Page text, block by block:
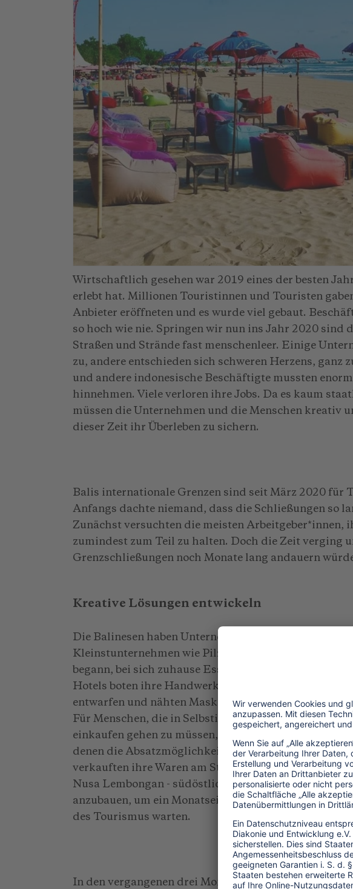
Wirtschaftlich gesehen war 2019 eines der besten
erlebt hat. Millionen Touristinnen und Touristen
Anbieter eröffneten und es wurde viel gebaut.
so hoch wie nie. Springen wir nun ins Jahr 2020 sind
Straßen und Strände fast menschenleer. Einige
zu, andere entschieden sich schweren Herzens, ganz
und andere indonesische Beschäftigte mussten
hinnehmen. Viele verloren ihre Jobs. Da es kaum
müssen die Unternehmen und die Menschen kreativ
dieser Zeit ihr Überleben zu sichern.
Balis internationale Grenzen sind seit März 2020 für
Anfangs dachte niemand, dass die Schließungen so
Zunächst versuchten die meisten Arbeitgeber*innen,
zumindest zum Teil zu halten. Doch die Zeit verging
Grenzschließungen noch Monate lang andauern
Kreative Lösungen entwickeln
Die Balinesen haben Unternehmergeist und fast über
Kleinstunternehmen wie Pilze aus dem Boden.
begann, bei sich zuhause Essen zuzubereiten und zu
Hotels boten ihre Handwerkerleistungen für
entwarfen und nähten Masken für die allmählich
Für Menschen, die in Selbstisolation waren oder es
einkaufen gehen zu müssen, wurden Einkaufsdienste
denen die Absatzmöglichkeiten für ihre Erzeugnisse
verkauften ihre Waren am Straßenrand direkt an
Nusa Lembongan - südöstlich von Bali - begannen
anzubauen, um ein Monatseinkommen zu erzielen,
des Tourismus warten.
In den vergangenen drei Monaten hat Bali sich für